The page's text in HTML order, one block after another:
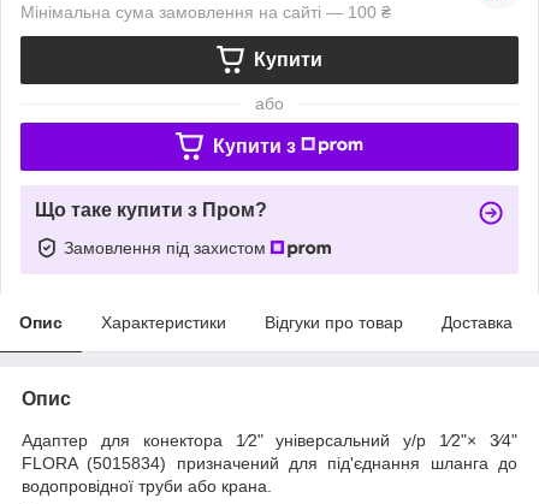
Мінімальна сума замовлення на сайті — 100 ₴
Купити
або
Купити з
Що таке купити з Пром?
Замовлення під захистом
Опис Характеристики Відгуки про товар Доставка
Опис
Адаптер для конектора 1⁄2" універсальний у/р 1⁄2"× 3⁄4"
FLORA (5015834) призначений для під'єднання шланга до
водопровідної труби або крана.